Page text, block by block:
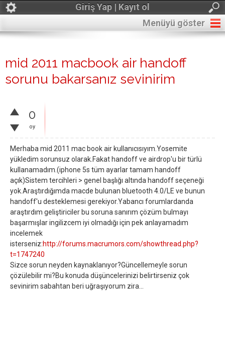
Giriş Yap | Kayıt ol
Menüyü göster
mid 2011 macbook air handoff
sorunu bakarsanız sevinirim
0
oy
Merhaba mid 2011 mac book air kullanıcısıyım.Yosemite
yükledim sorunsuz olarak.Fakat handoff ve airdrop'u bir türlü
kullanamadım.(iphone 5s tüm ayarlar tamam handoff
açık)Sistem tercihleri > genel başlığı altında handoff seçeneği
yok.Araştırdığımda macde bulunan bluetooth 4.0/LE ve bunun
handoff'u desteklemesi gerekiyor.Yabancı forumlardanda
araştırdım geliştiriciler bu soruna sanırım çözüm bulmayı
başarmışlar ingilizcem iyi olmadığı için pek anlayamadım
incelemek
isterseniz:http://forums.macrumors.com/showthread.php?
t=1747240
Sizce sorun neyden kaynaklanıyor?Güncellemeyle sorun
çözülebilir mi?Bu konuda düşüncelerinizi belirtirseniz çok
sevinirim sabahtan beri uğraşıyorum zira...